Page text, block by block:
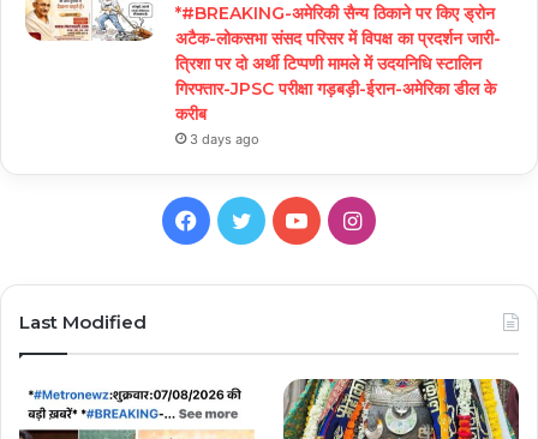
*#BREAKING-अमेरिकी सैन्य ठिकाने पर किए ड्रोन
अटैक-लोकसभा संसद परिसर में विपक्ष का प्रदर्शन जारी-
त्रिशा पर दो अर्थी टिप्पणी मामले में उदयनिधि स्टालिन
गिरफ्तार-JPSC परीक्षा गड़बड़ी-ईरान-अमेरिका डील के
करीब
3 days ago
Facebook
TwitterYouTubeInstagram
Last Modified